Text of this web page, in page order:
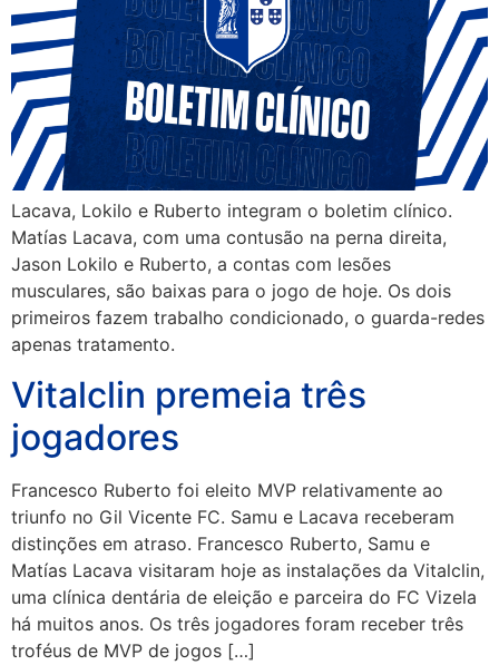
Lacava, Lokilo e Ruberto integram o boletim clínico.
Matías Lacava, com uma contusão na perna direita,
Jason Lokilo e Ruberto, a contas com lesões
musculares, são baixas para o jogo de hoje. Os dois
primeiros fazem trabalho condicionado, o guarda-redes
apenas tratamento.
Vitalclin premeia três
jogadores
Francesco Ruberto foi eleito MVP relativamente ao
triunfo no Gil Vicente FC. Samu e Lacava receberam
distinções em atraso. Francesco Ruberto, Samu e
Matías Lacava visitaram hoje as instalações da Vitalclin,
uma clínica dentária de eleição e parceira do FC Vizela
há muitos anos. Os três jogadores foram receber três
troféus de MVP de jogos […]